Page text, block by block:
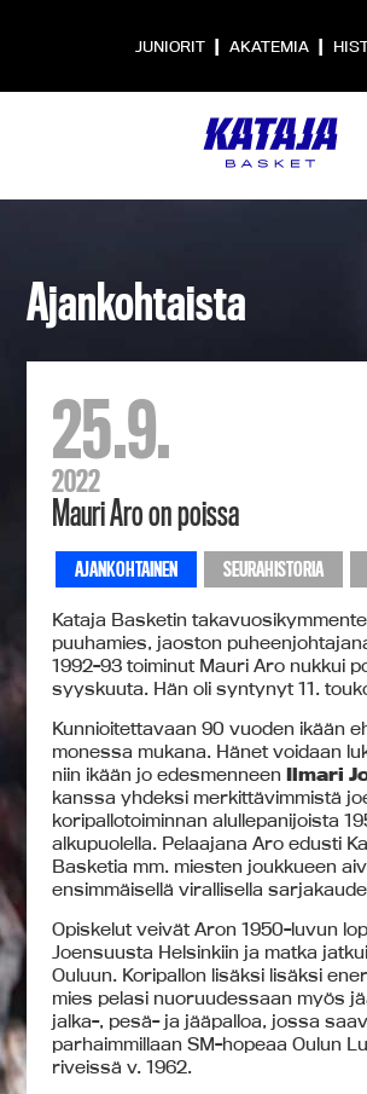
JUNIORIT | AKATEMIA |
Ajankohtaista
25.9.
2022
Mauri Aro on poissa
AJANKOHTAINEN SEURAHISTORIA
Kataja Basketin
puuhamies, jaoston
1992-93 toiminut Mauri Aro nukkui
syyskuuta. Hän oli syntynyt 11.
Kunnioitettavaan 90 vuoden ikään
monessa mukana. Hänet voidaan
niin ikään jo edesmenneenIlmari
kanssa yhdeksi merkittävimmistä
koripallotoiminnan alullepanijoista
alkupuolella. Pelaajana Aro edusti
Basketia mm. miesten joukkueen
ensimmäisellä virallisella
Opiskelut veivät Aron 1950-luvun
Joensuusta Helsinkiin ja matka
Ouluun. Koripallon lisäksi lisäksi
mies pelasi nuoruudessaan myös
jalka-, pesä- ja jääpalloa, jossa
parhaimmillaan SM-hopeaa Oulun
riveissä v. 1962.